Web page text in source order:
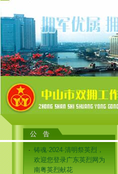
· 铸魂·2024·清明祭英烈，
欢迎您登录广东英烈网为
南粤英烈献花